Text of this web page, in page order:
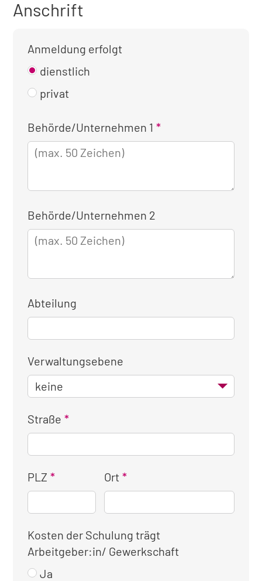
Anschrift
Anmeldung erfolgt
dienstlich
privat
Kontaktinformationen
für
die
Behörde/Unternehmen 1
Behörde/Unternehmen 2
Abteilung
Verwaltungsebene
Straße
PLZ Ort
Kosten der Schulung trägt
Arbeitgeber:in/ Gewerkschaft
Ja